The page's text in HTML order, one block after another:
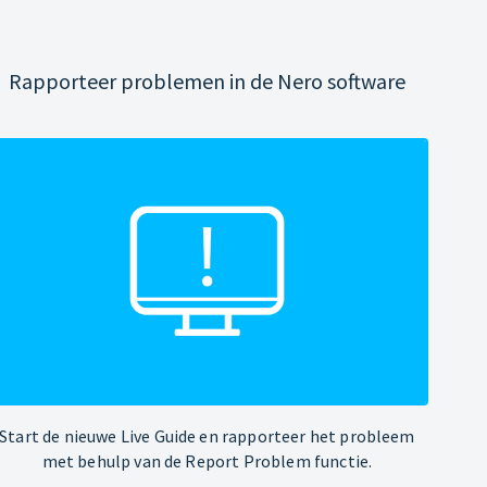
Rapporteer problemen in de Nero software
Start de nieuwe Live Guide en rapporteer het probleem
met behulp van de Report Problem functie.